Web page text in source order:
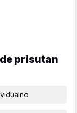
prisutan